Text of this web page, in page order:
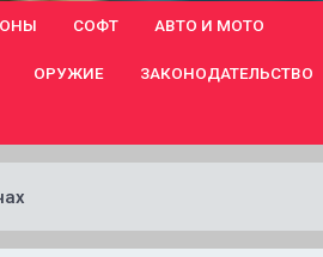
СОФТ АВТО И МОТО
ОРУЖИЕ ЗАКОНОДАТЕЛЬСТВО